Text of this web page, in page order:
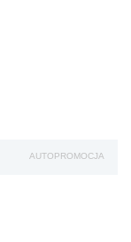
AUTOPROMOCJA